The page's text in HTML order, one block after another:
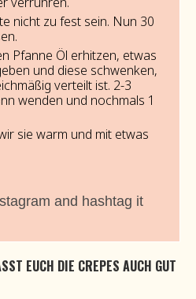
nicht zu fest sein. Nun 30
Pfanne Öl erhitzen, etwas
und diese schwenken,
verteilt ist. 2-3
wenden und nochmals 1
sie warm und mit etwas
and hashtag it
EUCH DIE CREPES AUCH GUT